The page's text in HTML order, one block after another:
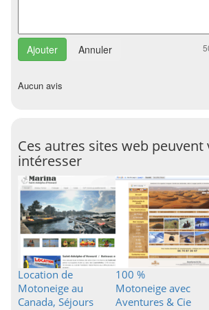
Annuler
Aucun avis
Ces autres sites web peuvent
intéresser
Location de
Motoneige au
Canada, Séjours
100 %
Motoneige avec
Aventures & Cie